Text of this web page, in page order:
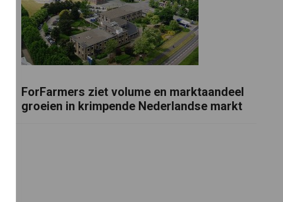
ForFarmers ziet volume en marktaandeel
groeien in krimpende Nederlandse markt